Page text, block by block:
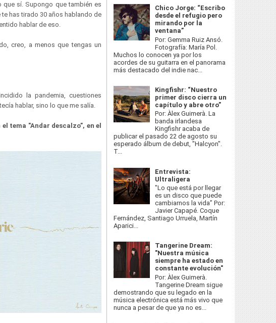
que sí. Supongo que también es
has tirado 30 años hablando de
hablar de eso.
creo, a menos que tengas un
la pandemia, cuestiones
hablar, sino lo que me salía.
tema "Andar descalzo”, en el
Chico Jorge: “Escribo
desde el refugio pero
mirando por la
ventana”
Por: Gemma Ruiz Ansó.
Fotografía: María Pol.
Muchos lo conocen ya por los
acordes de su guitarra en el panorama
más destacado del indie nac...
Kingfishr: “Nuestro
primer disco cierra un
capítulo y abre otro”
Por: Àlex Guimerà. La
banda irlandesa
Kingfishr acaba de
publicar el pasado 22 de agosto su
esperado álbum de debut, "Halcyon".
T...
Entrevista:
Ultraligera
"Lo que está por llegar
es un disco que puede
cambiarnos la vida” Por:
Javier Capapé. Coque
Fernández, Santiago Urruela, Martín
Aparici...
Tangerine Dream:
"Nuestra música
siempre ha estado en
constante evolución"
Por: Àlex Guimerà.
Tangerine Dream sigue
demostrando que su legado en la
música electrónica está más vivo que
nunca a pesar de que ya no es...